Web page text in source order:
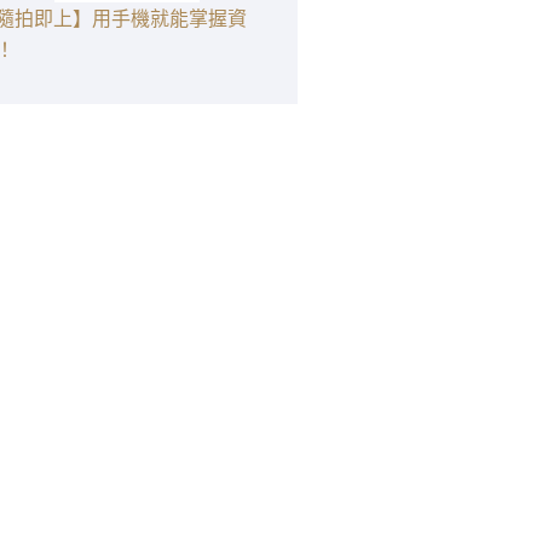
拍即上】用手機就能掌握資